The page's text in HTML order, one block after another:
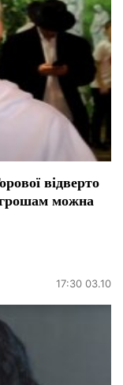
відверто
грошам можна
17:30 03.10